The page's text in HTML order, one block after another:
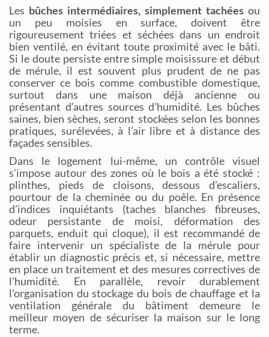
Les bûches intermédiaires, simplement tachées ou
un peu moisies en surface, doivent être
rigoureusement triées et séchées dans un endroit
bien ventilé, en évitant toute proximité avec le bâti.
Si le doute persiste entre simple moisissure et début
de mérule, il est souvent plus prudent de ne pas
conserver ce bois comme combustible domestique,
surtout dans une maison déjà ancienne ou
présentant d’autres sources d’humidité. Les bûches
saines, bien sèches, seront stockées selon les bonnes
pratiques, surélevées, à l’air libre et à distance des
façades sensibles.
Dans le logement lui-même, un contrôle visuel
s’impose autour des zones où le bois a été stocké :
plinthes, pieds de cloisons, dessous d’escaliers,
pourtour de la cheminée ou du poêle. En présence
d’indices inquiétants (taches blanches fibreuses,
odeur persistante de moisi, déformation des
parquets, enduit qui cloque), il est recommandé de
faire intervenir un spécialiste de la mérule pour
établir un diagnostic précis et, si nécessaire, mettre
en place un traitement et des mesures correctives de
l’humidité. En parallèle, revoir durablement
l’organisation du stockage du bois de chauffage et la
ventilation générale du bâtiment demeure le
meilleur moyen de sécuriser la maison sur le long
terme.